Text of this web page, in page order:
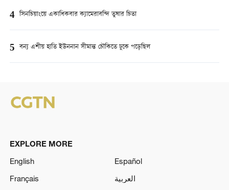
4 সিনচিয়াংয়ে একাধিকবার ক্যামেরাবন্দি তুষার চিতা
5 বন্য এশীয় হাতি ইউননান সীমান্ত চৌকিতে ঢুকে পড়েছিল
EXPLORE MORE
English
Español
Français
العربية